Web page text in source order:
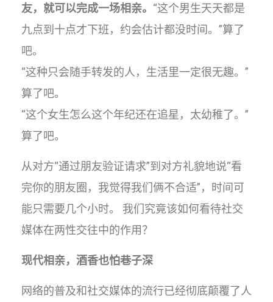
友，就可以完成一场相亲。 “这个男生天天都是
九点到十点才下班，约会估计都没时间。”算了
吧。
“这种只会随手转发的人，生活里一定很无趣。”
算了吧。
“这个女生怎么这个年纪还在追星，太幼稚了。”
算了吧。
从对方“通过朋友验证请求”到对方礼貌地说“看
完你的朋友圈，我觉得我们俩不合适”，时间可
能只需要几个小时。 我们究竟该如何看待社交
媒体在两性交往中的作用？
现代相亲，酒香也怕巷子深
网络的普及和社交媒体的流行已经彻底颠覆了人